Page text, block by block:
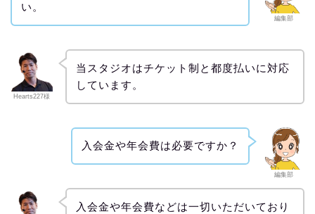
編集部
い。
Hearts227様
当スタジオはチケット制と都度払いに対応
しています。
編集部
入会金や年会費は必要ですか？
入会金や年会費などは一切いただいており